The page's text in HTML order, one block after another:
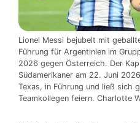
Lionel Messi bejubelt mit
Führung für Argentinien im
2026 gegen Österreich. Der
Südamerikaner am 22. Juni
Texas, in Führung und ließ sich
Teamkollegen feiern. Charlotte